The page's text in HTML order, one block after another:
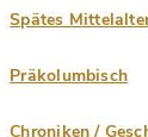
Spätes
Präkolumbisch
Chroniken /